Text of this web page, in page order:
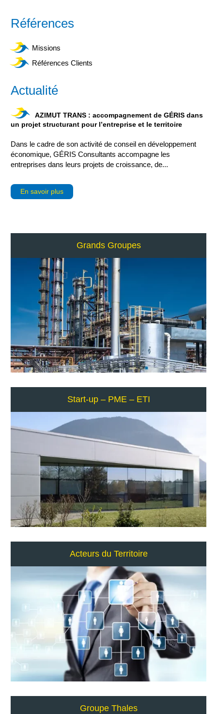
Références
Missions
Références Clients
Actualité
AZIMUT TRANS : accompagnement de GÉRIS dans
un projet structurant pour l’entreprise et le territoire
Dans le cadre de son activité de conseil en développement
économique, GÉRIS Consultants accompagne les
entreprises dans leurs projets de croissance, de...
En savoir plus
Grands Groupes
Start-up – PME – ETI
Acteurs du Territoire
Groupe Thales